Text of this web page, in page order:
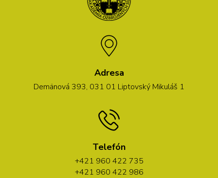
Adresa
Demänová 393, 031 01 Liptovský Mikuláš 1
Telefón
+421 960 422 735
+421 960 422 986